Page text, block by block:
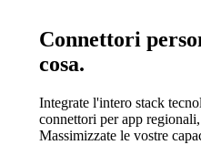
Connettori
cosa.
Integrate l'intero stack
connettori per app
Massimizzate le vostre